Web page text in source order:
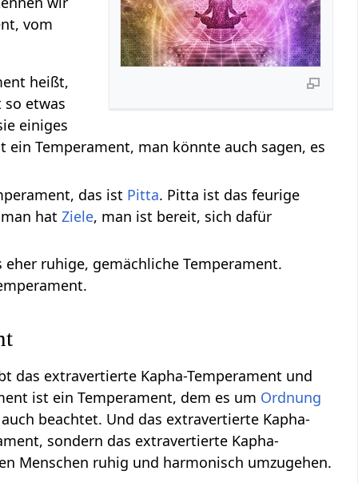
vom
heißt,
so etwas
einiges
ein Temperament, man könnte auch sagen, es
das ist Pitta. Pitta ist das feurige
man hatZiele, man ist bereit, sich dafür
ruhige, gemächliche Temperament.
das extravertierte Kapha-Temperament und
ist ein Temperament, dem es um Ordnung
beachtet. Und das extravertierte Kapha-
sondern das extravertierte Kapha-
Menschen ruhig und harmonisch umzugehen.